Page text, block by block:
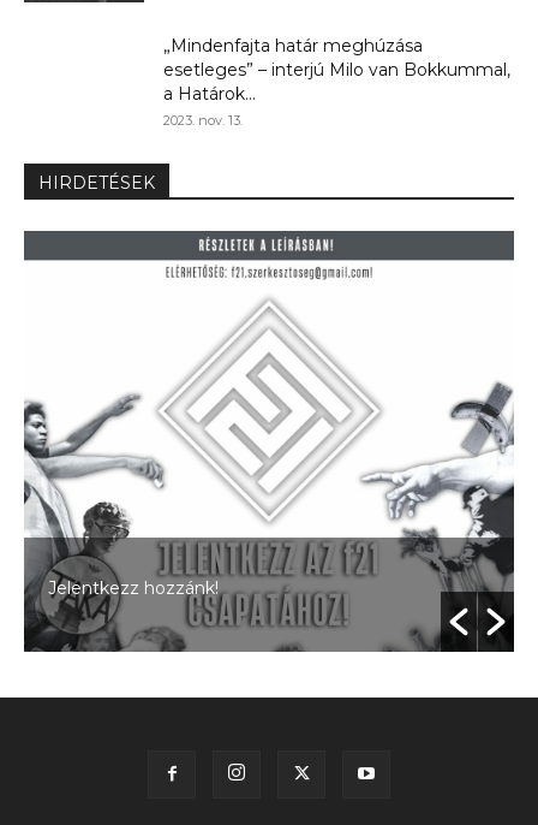
„Mindenfajta határ meghúzása
esetleges” – interjú Milo van Bokkummal,
a Határok...
2023. nov. 13.
HIRDETÉSEK
Jelentkezz hozzánk!